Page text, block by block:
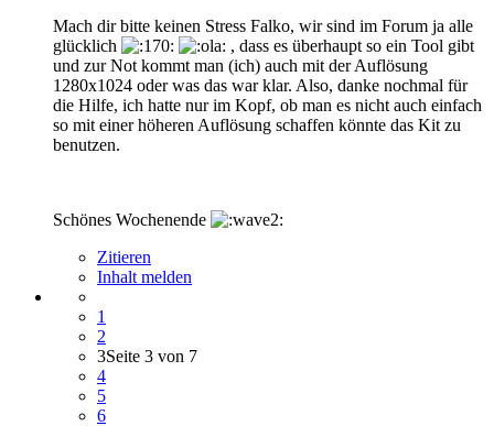
Mach dir bitte keinen Stress Falko, wir sind im Forum ja alle
glücklich
, dass es überhaupt so ein Tool gibt
und zur Not kommt man (ich) auch mit der Auflösung
1280x1024 oder was das war klar. Also, danke nochmal für
die Hilfe, ich hatte nur im Kopf, ob man es nicht auch einfach
so mit einer höheren Auflösung schaffen könnte das Kit zu
benutzen.
Schönes Wochenende
Zitieren
Inhalt melden
1
2
3Seite 3 von 7
4
5
6